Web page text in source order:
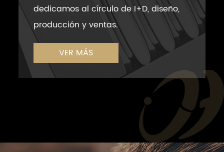
dedicamos al círculo de I+D, diseño,
producción y ventas.
VER MÁS